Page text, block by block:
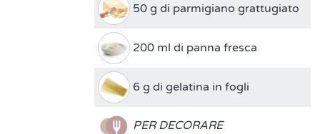
50 g di parmigiano grattugiato
200 ml di panna fresca
6 g di gelatina in fogli
PER DECORARE